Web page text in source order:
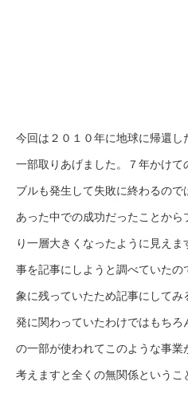
今回は２０１０年に地球に帰還
一部取りあげました。７年かけ
ブルも発生して失敗に終わるの
あった中での成功だったことから
り一層大きくなったように見え
事を記事にしようと調べていた
象に残っていたため記事にして
発に関わっていたわけではもち
の一部が使われてこのような事
考えますと全くの無関係という